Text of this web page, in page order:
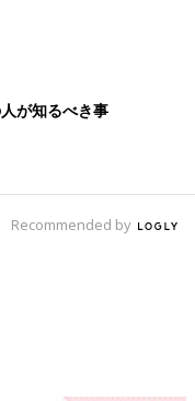
が知るべき事
Recommended by